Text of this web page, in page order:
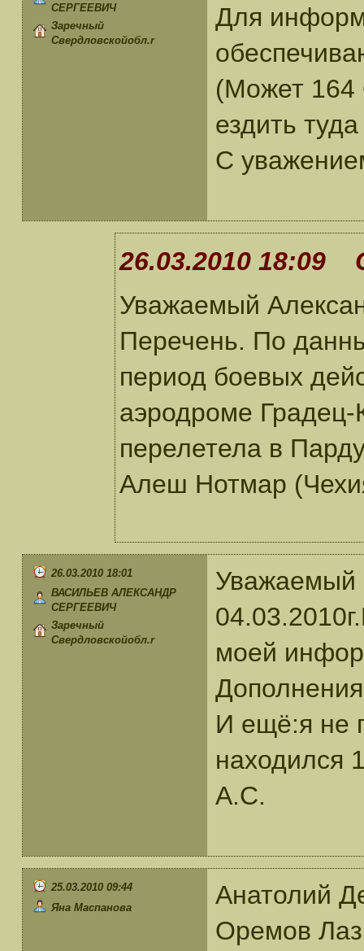
СЕРГЕЕВИЧ
Заречный
Свердловскойобл.r
Для
(Может 164
ездить
С
26.03.2010 18:09
Уважаемый
Перечень. По
период боевых
аэродроме Градец-
перелетела в
Алеш Нотмар
26.03.2010 18:01
ВАСИЛЬЕВ АЛЕКСАНДР
СЕРГЕЕВИЧ
Заречный
Свердловскойобл.r
Уважаемый
моей
И ещё:я не
находился
А.С.
25.03.2010 09:44
Яна Маспанова
Анатолий
Оремов